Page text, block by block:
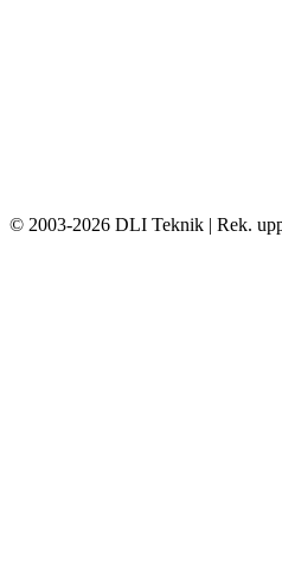
© 2003-2026 DLI Teknik | Rek.